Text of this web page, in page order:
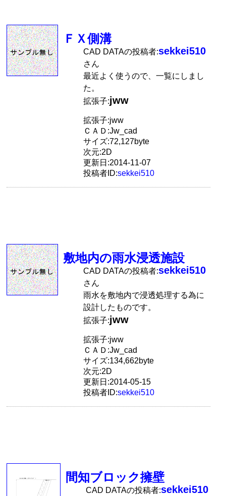
ＦＸ側溝
CAD DATAの投稿者:sekkei510
さん
最近よく使うので、一覧にしまし
た。
拡張子:jww
拡張子:jww
ＣＡＤ:Jw_cad
サイズ:72,127byte
次元:2D
更新日:2014-11-07
投稿者ID:sekkei510
敷地内の雨水浸透施設
CAD DATAの投稿者:sekkei510
さん
雨水を敷地内で浸透処理する為に
設計したものです。
拡張子:jww
拡張子:jww
ＣＡＤ:Jw_cad
サイズ:134,662byte
次元:2D
更新日:2014-05-15
投稿者ID:sekkei510
間知ブロック擁壁
CAD DATAの投稿者:sekkei510